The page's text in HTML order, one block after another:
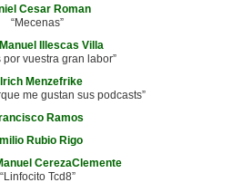
Cesar Roman
“Mecenas”
Illescas Villa
por vuestra gran labor”
Menzefrike
me gustan sus podcasts”
Ramos
Rubio Rigo
CerezaClemente
“Linfocito Tcd8”